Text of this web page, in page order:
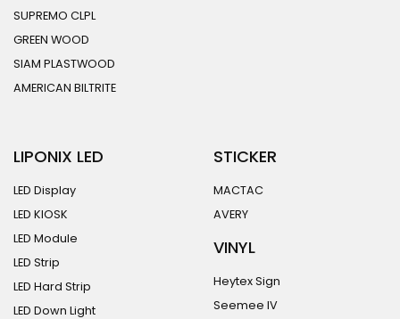
SUPREMO CLPL
GREEN WOOD
SIAM PLASTWOOD
AMERICAN BILTRITE
LIPONIX LED
LED Display
LED KIOSK
LED Module
LED Strip
LED Hard Strip
LED Down Light
STICKER
MACTAC
AVERY
VINYL
Heytex Sign
Seemee IV